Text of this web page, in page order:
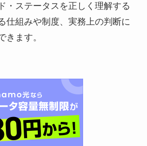
・ステータスを正しく理解する
仕組みや制度、実務上の判断に
きます。